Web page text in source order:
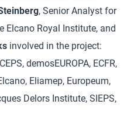
, Senior Analyst for
Elcano Royal Institute, and
involved in the project:
demosEUROPA, ECFR,
Eliamep, Europeum,
Delors Institute, SIEPS,